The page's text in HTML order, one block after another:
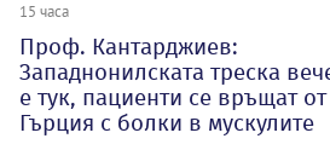
15 часа
Проф. Кантарджиев:
Западнонилската треска
е тук, пациенти се връщат от
Гърция с болки в мускулите